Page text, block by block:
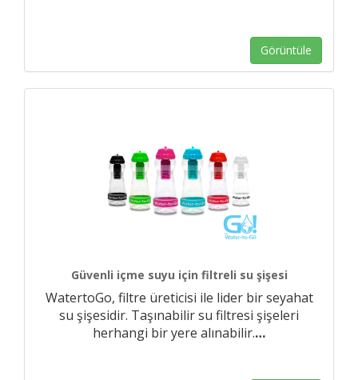
Görüntüle
Güvenli içme suyu için filtreli su şişesi
WatertoGo, filtre üreticisi ile lider bir seyahat
su şişesidir. Taşınabilir su filtresi şişeleri
herhangi bir yere alınabilir.…